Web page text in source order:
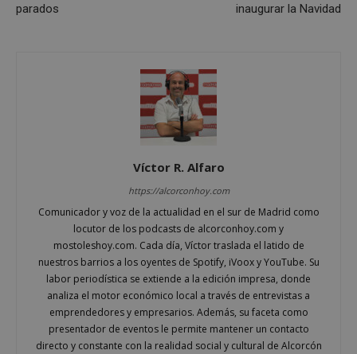
parados
inaugurar la Navidad
Víctor R. Alfaro
https://alcorconhoy.com
Comunicador y voz de la actualidad en el sur de Madrid como
locutor de los podcasts de alcorconhoy.com y
mostoleshoy.com. Cada día, Víctor traslada el latido de
nuestros barrios a los oyentes de Spotify, iVoox y YouTube. Su
labor periodística se extiende a la edición impresa, donde
analiza el motor económico local a través de entrevistas a
emprendedores y empresarios. Además, su faceta como
presentador de eventos le permite mantener un contacto
directo y constante con la realidad social y cultural de Alcorcón
Spotify Inc.
.spotify.com
VISITOR_PRIVACY_METADATA
YouTube
.youtube.com